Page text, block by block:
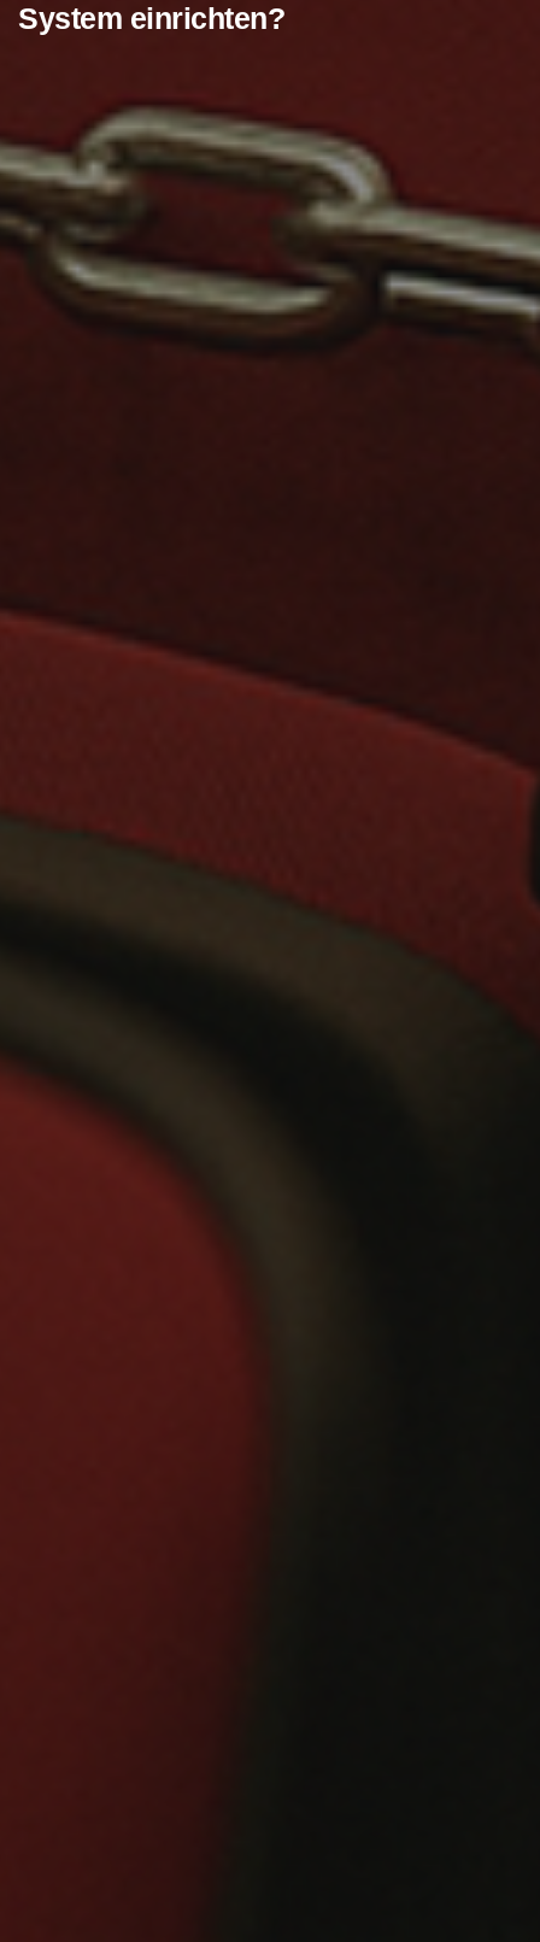
System einrichten?